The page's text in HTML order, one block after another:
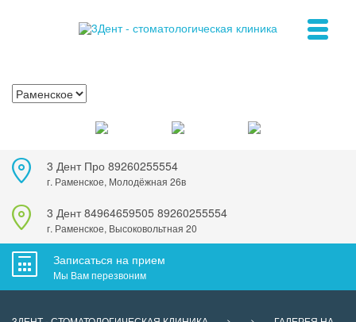
3 Дент Про 89260255554
г. Раменское, Молодёжная 26в
3 Дент84964659505 89260255554
г. Раменское, Высоковольтная 20
Записаться на прием
Мы Вам перезвоним